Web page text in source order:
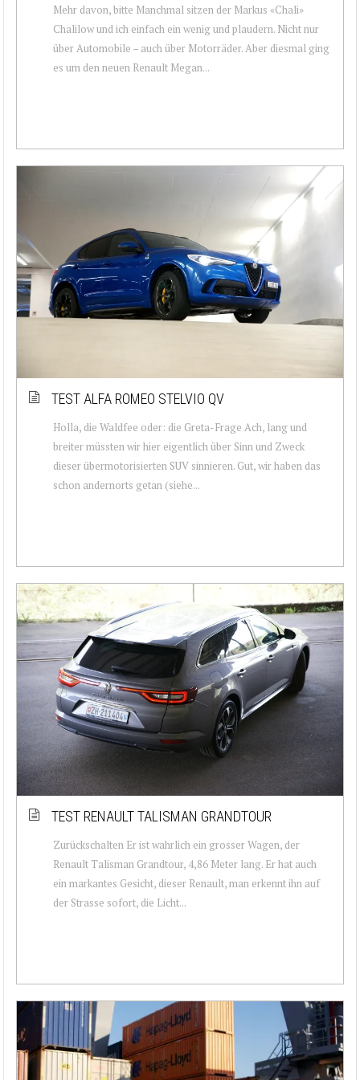
Mehr davon, bitte Manchmal sitzen der Markus «Chali»
Chalilow und ich einfach ein wenig und plaudern. Nicht nur
über Automobile – auch über Motorräder. Aber diesmal ging
es um den neuen Renault Megan...
TEST ALFA ROMEO STELVIO QV
Holla, die Waldfee oder: die Greta-Frage Ach, lang und
breiter müssten wir hier eigentlich über Sinn und Zweck
dieser übermotorisierten SUV sinnieren. Gut, wir haben das
schon andernorts getan (siehe...
TEST RENAULT TALISMAN GRANDTOUR
Zurückschalten Er ist wahrlich ein grosser Wagen, der
Renault Talisman Grandtour, 4,86 Meter lang. Er hat auch
ein markantes Gesicht, dieser Renault, man erkennt ihn auf
der Strasse sofort, die Licht...